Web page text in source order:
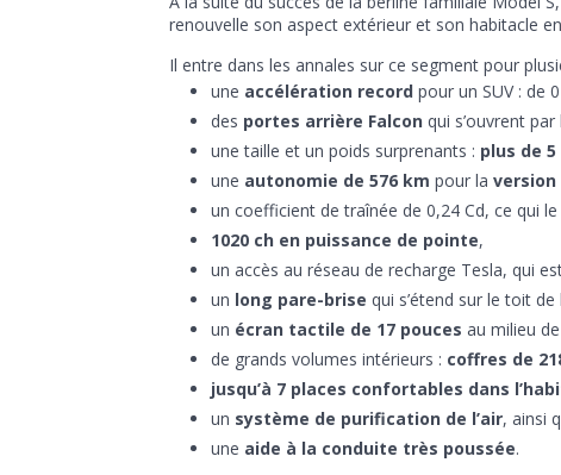
renouvelle son aspect extérieur et son habitacle en
Il entre dans les annales sur ce segment pour
une accélération record pour un SUV : de
des portes arrière Falcon qui s’ouvrent
une taille et un poids surprenants : plus de
une autonomie de 576 km pour la version
un coefficient de traînée de 0,24 Cd, ce qui le
1020 ch en puissance de pointe,
un accès au réseau de recharge Tesla, qui
un long pare-brise qui s’étend sur le toit
un écran tactile de 17 pouces au milieu
de grands volumes intérieurs : coffres de
jusqu’à 7 places confortables dans
un système de purification de l’air, ainsi
une aide à la conduite très poussée.